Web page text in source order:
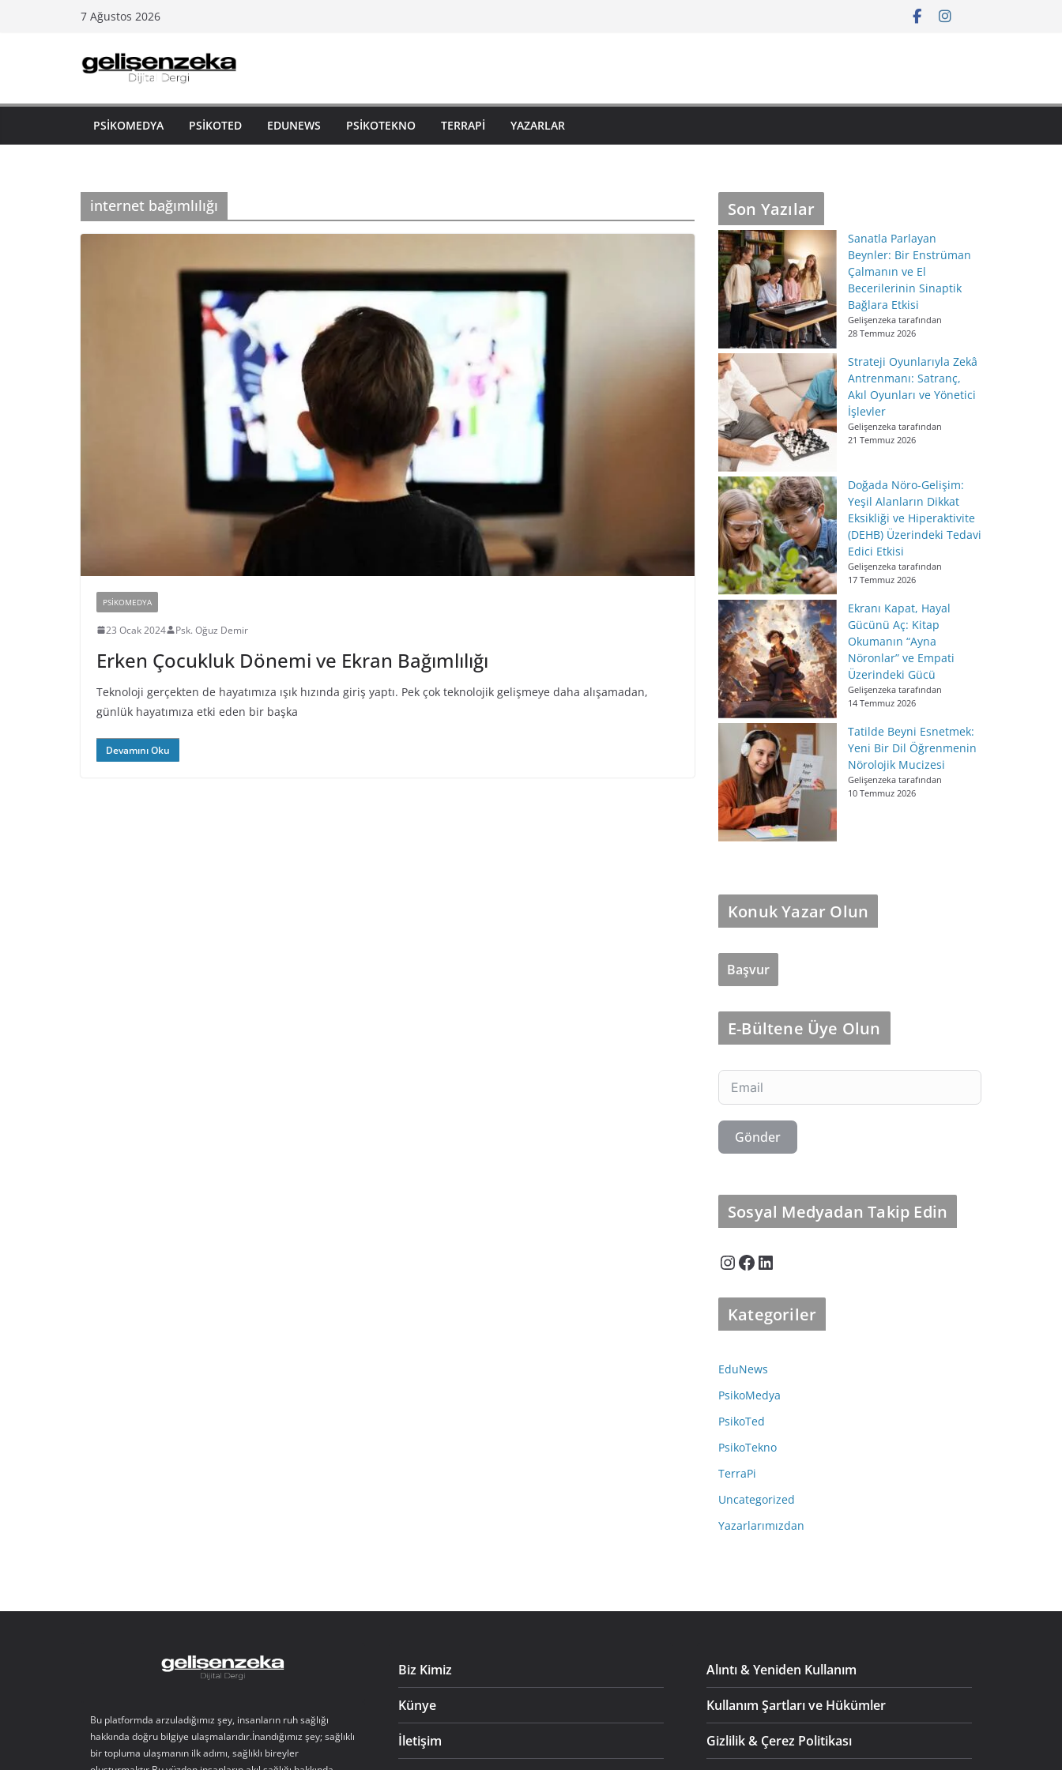
7 Ağustos 2026
PSIKOMEDYA PSIKOTED EDUNEWS PSIKOTEKNO TERRAPI YAZARLAR
internet bağımlılığı
PSIKOMEDYA
23 Ocak 2024 Psk. Oğuz Demir
Erken Çocukluk Dönemi ve Ekran Bağımlılığı
Teknoloji gerçekten de hayatımıza ışık hızında giriş yaptı. Pek çok teknolojik gelişmeye daha alışamadan,
günlük hayatımıza etki eden bir başka
Son Yazılar
Sanatla Parlayan
Beynler: Bir Enstrüman
Çalmanın ve El
Becerilerinin Sinaptik
Bağlara Etkisi
Gelişenzeka tarafından
28 Temmuz 2026
Strateji Oyunlarıyla Zekâ
Antrenmanı: Satranç,
Akıl Oyunları ve Yönetici
İşlevler
Gelişenzeka tarafından
21 Temmuz 2026
Doğada Nöro-Gelişim:
Yeşil Alanların Dikkat
Eksikliği ve Hiperaktivite
(DEHB) Üzerindeki Tedavi
Edici Etkisi
Gelişenzeka tarafından
17 Temmuz 2026
Ekranı Kapat, Hayal
Gücünü Aç: Kitap
Okumanın “Ayna
Nöronlar” ve Empati
Üzerindeki Gücü
Gelişenzeka tarafından
14 Temmuz 2026
Tatilde Beyni Esnetmek:
Yeni Bir Dil Öğrenmenin
Nörolojik Mucizesi
Gelişenzeka tarafından
10 Temmuz 2026
Konuk Yazar Olun
Başvur
E-Bültene Üye Olun
Gönder
Sosyal Medyadan Takip Edin
InstagramFacebook LinkedIn
Kategoriler
EduNews
PsikoMedya
PsikoTed
PsikoTekno
TerraPi
Uncategorized
Yazarlarımızdan
Bu platformda arzuladığımız şey, insanların ruh sağlığı
hakkında doğru bilgiye ulaşmalarıdır.İnandığımız şey; sağlıklı
bir topluma ulaşmanın ilk adımı, sağlıklı bireyler
Biz Kimiz
Künye
İletişim
Alıntı & Yeniden Kullanım
Kullanım Şartları ve Hükümler
Gizlilik & Çerez Politikası